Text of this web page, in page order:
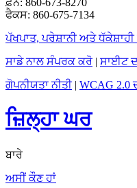
ਫੈਕਸ: 860-675-7134
ਪੱਖਪਾਤ, ਪਰੇਸ਼ਾਨੀ ਅਤੇ
ਸਾਡੇ ਨਾਲ ਸੰਪਰਕ ਕਰੋ | ਸਾਈਟ
ਗੋਪਨੀਯਤਾ ਨੀਤੀ| WCAG 2.0
ਜ਼ਿਲ੍ਹਾ ਘਰ
ਬਾਰੇ
ਅਸੀਂ ਕੌਣ ਹਾਂ